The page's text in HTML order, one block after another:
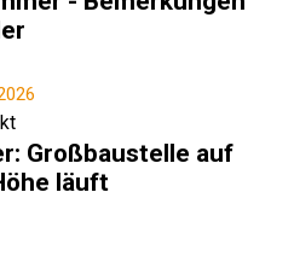
Großbaustelle auf
läuft